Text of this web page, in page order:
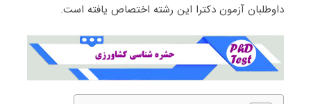
داوطلبان آزمون دکترا این رشته اختصاص یافته است.